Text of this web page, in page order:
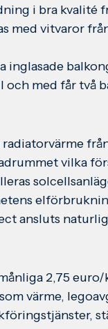
i bra kvalité
med vitvaror
inglasade
med får två
vilka
ansluts
2,75 euro/
värme,